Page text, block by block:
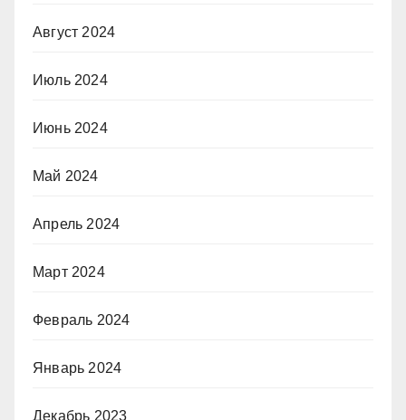
Август 2024
Июль 2024
Июнь 2024
Май 2024
Апрель 2024
Март 2024
Февраль 2024
Январь 2024
Декабрь 2023